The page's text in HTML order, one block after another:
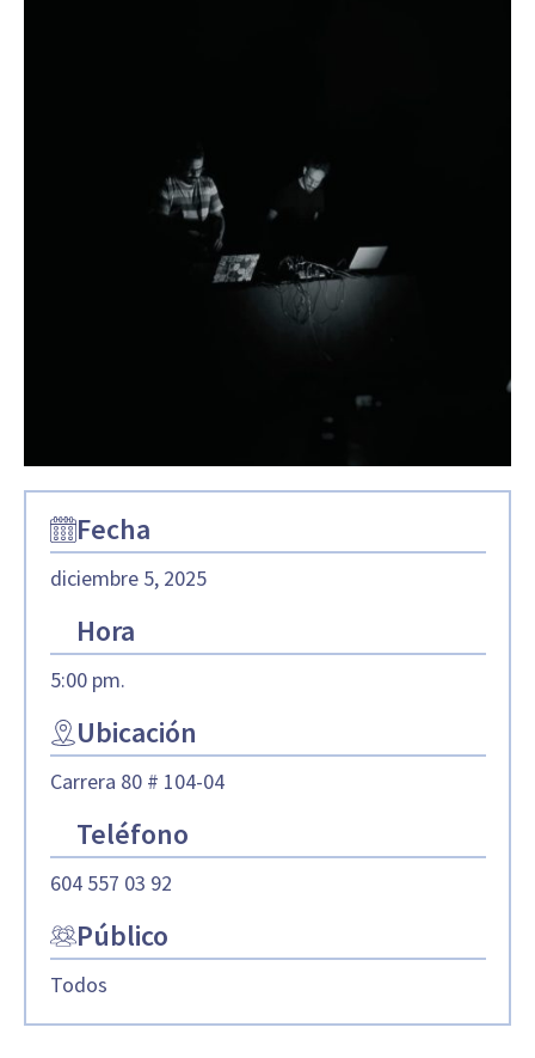
Fecha
diciembre 5, 2025
Hora
5:00 pm.
Ubicación
Carrera 80 # 104-04
Teléfono
604 557 03 92
Público
Todos